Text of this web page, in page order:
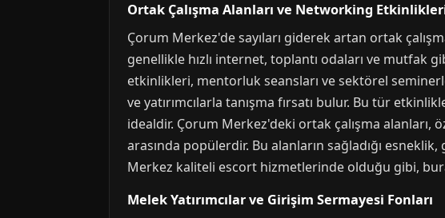
Ortak Çalışma Alanları ve Networking
Çorum Merkez'de sayıları giderek artan ortak
genellikle hızlı internet, toplantı odaları ve mutfak
etkinlikleri, mentorluk seansları ve sektörel
ve yatırımcılarla tanışma fırsatı bulur. Bu tür
idealdir. Çorum Merkez'deki ortak çalışma
arasında popülerdir. Bu alanların sağladığı
Merkez kaliteli escort hizmetlerinde olduğu gibi,
Melek Yatırımcılar ve Girişim Sermayesi Fonları